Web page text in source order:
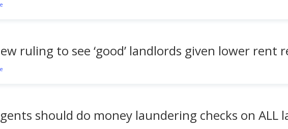
ruling to see ‘good’ landlords given lower rent
should do money laundering checks on ALL